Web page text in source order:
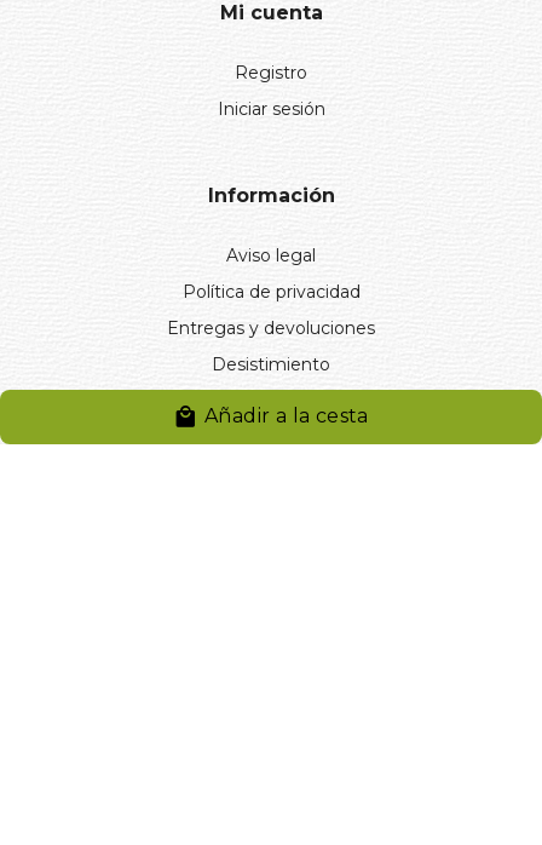
Añadir a la cesta
Mi cuenta
Registro
Iniciar sesión
Información
Aviso legal
Política de privacidad
Entregas y devoluciones
Desistimiento
Desistimiento de compra